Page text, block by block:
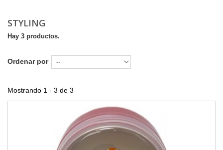
STYLING
Hay 3 productos.
Ordenar por
Mostrando 1 - 3 de 3